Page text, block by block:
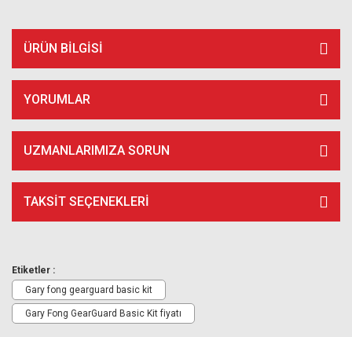
ÜRÜN BILGISI
YORUMLAR
UZMANLARIMIZA SORUN
TAKSIT SEÇENEKLERI
Etiketler :
Gary fong gearguard basic kit
Gary Fong GearGuard Basic Kit fiyatı